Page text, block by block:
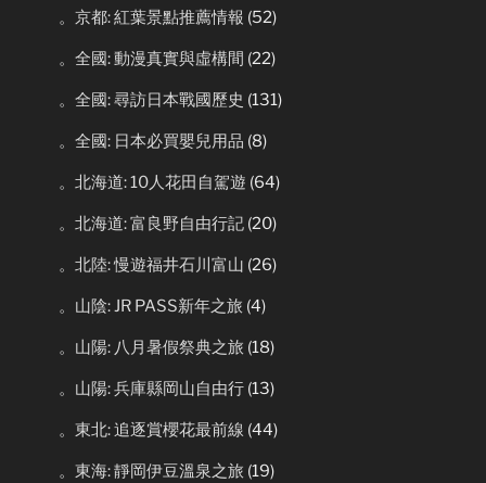
。京都: 紅葉景點推薦情報 (52)
。全國: 動漫真實與虛構間 (22)
。全國: 尋訪日本戰國歷史 (131)
。全國: 日本必買嬰兒用品 (8)
。北海道: 10人花田自駕遊 (64)
。北海道: 富良野自由行記 (20)
。北陸: 慢遊福井石川富山 (26)
。山陰: JR PASS新年之旅 (4)
。山陽: 八月暑假祭典之旅 (18)
。山陽: 兵庫縣岡山自由行 (13)
。東北: 追逐賞櫻花最前線 (44)
。東海: 靜岡伊豆溫泉之旅 (19)